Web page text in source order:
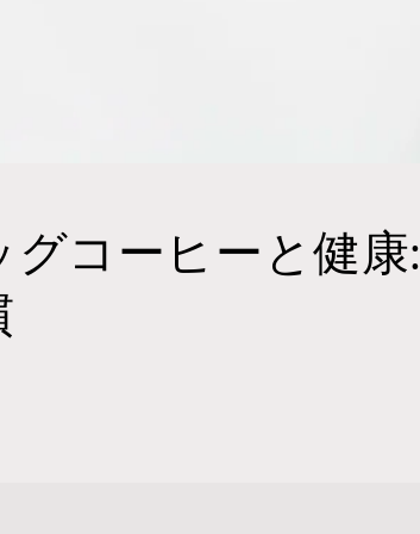
グコーヒーと健